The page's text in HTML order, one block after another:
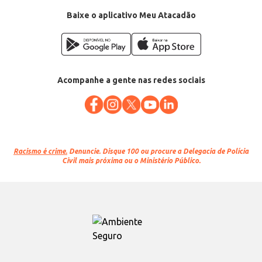
Baixe o aplicativo Meu Atacadão
Acompanhe a gente nas redes sociais
Racismo é crime. Denuncie. Disque 100 ou procure a Delegacia de Polícia
Civil mais próxima ou o Ministério Público.